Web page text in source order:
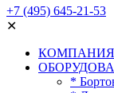
+7 (495) 645-21-53
✕
КОМПАНИЯ
*